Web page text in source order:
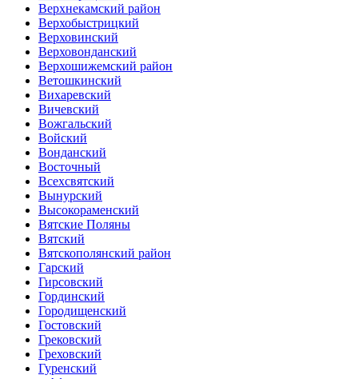
Верхнекамский район
Верхобыстрицкий
Верховинский
Верховонданский
Верхошижемский район
Ветошкинский
Вихаревский
Вичевский
Вожгальский
Войский
Вонданский
Восточный
Всехсвятский
Вынурский
Высокораменский
Вятские Поляны
Вятский
Вятскополянский район
Гарский
Гирсовский
Гординский
Городищенский
Гостовский
Грековский
Греховский
Гуренский